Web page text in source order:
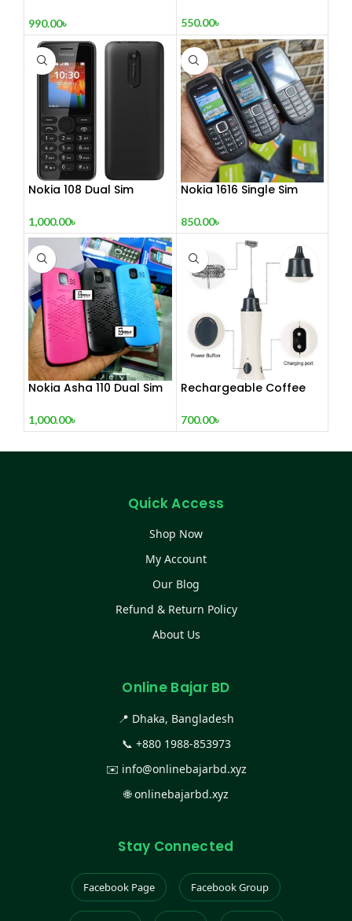
990.00৳ 550.00৳
Nokia 108 Dual Sim
1,000.00৳
Nokia 1616 Single Sim
850.00৳
Nokia Asha 110 Dual Sim
1,000.00৳
Rechargeable Coffee
Foamer.
700.00৳
Quick Access
Shop Now
My Account
Our Blog
Refund & Return Policy
About Us
Online Bajar BD
📍 Dhaka, Bangladesh
📞 +880 1988-853973
✉️ info@onlinebajarbd.xyz
🌐onlinebajarbd.xyz
Stay Connected
Facebook Page Facebook Group